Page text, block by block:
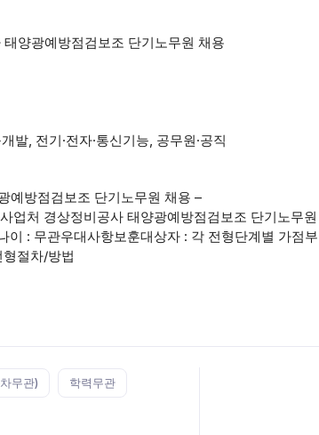
양광예방점검보조 단기노무원 채용
발, 전기·전자·통신기능, 공무원·공직
예방점검보조 단기노무원 채용 –
업처 경상정비공사 태양광예방점검보조 단기노무
이 : 무관우대사항보훈대상자 : 각 전형단계별 가점
절차/방법
무관) 학력무관